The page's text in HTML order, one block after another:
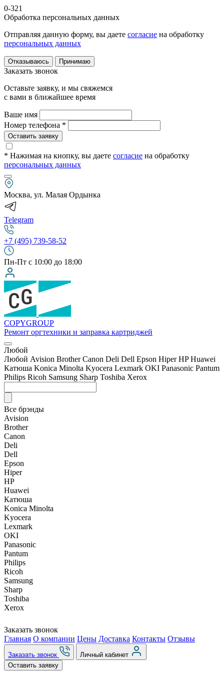
0-321
Обработка персональных данных
Отправляя данную форму, вы даете согласие на обработку
персональных данных
Отказываюсь Принимаю
Заказать звонок
Оставьте заявку, и мы свяжемся
с вами в ближайшее время
Ваше имя
Номер телефона *
Оставить заявку
* Нажимая на кнопку, вы даете согласие на обработку
персональных данных
Москва, ул. Малая Ордынка
Telegram
+7 (495) 739-58-52
Пн-Пт с 10:00 до 18:00
COPYGROUP
Ремонт оргтехники и заправка картриджей
Любой
Любой Avision Brother Canon Deli Dell Epson Hiper HP Huawei
Катюша Konica Minolta Kyocera Lexmark OKI Panasonic Pantum
Philips Ricoh Samsung Sharp Toshiba Xerox
Все брэнды
Avision
Brother
Canon
Deli
Dell
Epson
Hiper
HP
Huawei
Катюша
Konica Minolta
Kyocera
Lexmark
OKI
Panasonic
Pantum
Philips
Ricoh
Samsung
Sharp
Toshiba
Xerox
Заказать звонок
Главная О компании Цены Доставка Контакты Отзывы
Заказать звонок
Личный кабинет
Оставить заявку